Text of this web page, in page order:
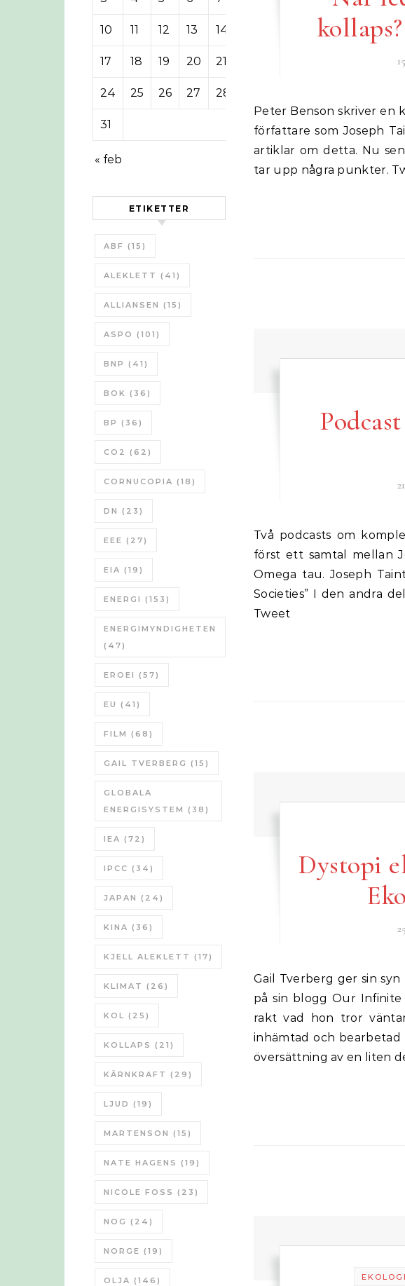
10 11 12 13 14
17 18 19 20 21
24 25 26 27 28
31
« feb
ETIKETTER
ABF (15)
ALEKLETT (41)
ALLIANSEN (15)
ASPO (101)
BNP (41)
BOK (36)
BP (36)
CO2 (62)
CORNUCOPIA (18)
DN (23)
EEE (27)
EIA (19)
ENERGI (153)
ENERGIMYNDIGHETEN
(47)
EROEI (57)
EU (41)
FILM (68)
GAIL TVERBERG (15)
GLOBALA
ENERGISYSTEM (38)
IEA (72)
IPCC (34)
JAPAN (24)
KINA (36)
KJELL ALEKLETT (17)
KLIMAT (26)
KOL (25)
KOLLAPS (21)
KÄRNKRAFT (29)
LJUD (19)
MARTENSON (15)
NATE HAGENS (19)
NICOLE FOSS (23)
NOG (24)
NORGE (19)
OLJA (146)
Peter Benson skriver en krönika om komplexitet. Och nämner flera kända
författare som Joseph
artiklar om detta. Nu
tar upp några punkter.
Två podcasts om komplexitet och samhällens uppgång och fall, det är
först ett samtal mellan
Omega tau. Joseph
Societies” I den andra
Tweet
Dystopi
Gail Tverberg ger sin syn på energi- och ekonomikrisen i världen och USA
på sin blogg Our
rakt vad hon tror
inhämtad och
översättning av en liten
EKOLOGI